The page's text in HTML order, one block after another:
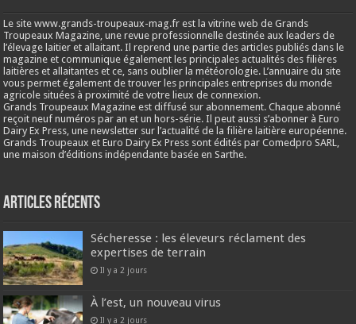
Le site www.grands-troupeaux-mag.fr est la vitrine web de Grands
Troupeaux Magazine, une revue professionnelle destinée aux leaders de
l’élevage laitier et allaitant. Il reprend une partie des articles publiés dans le
magazine et communique également les principales actualités des filières
laitières et allaitantes et ce, sans oublier la météorologie. L’annuaire du site
vous permet également de trouver les principales entreprises du monde
agricole situées à proximité de votre lieux de connexion.
Grands Troupeaux Magazine est diffusé sur abonnement. Chaque abonné
reçoit neuf numéros par an et un hors-série. Il peut aussi s’abonner à Euro
Dairy Ex Press, une newsletter sur l’actualité de la filière laitière européenne.
Grands Troupeaux et Euro Dairy Ex Press sont édités par Comedpro SARL,
une maison d’éditions indépendante basée en Sarthe.
Articles récents
Sécheresse : les éleveurs réclament des
expertises de terrain
Il y a 2 jours
À l’est, un nouveau virus
Il y a 2 jours